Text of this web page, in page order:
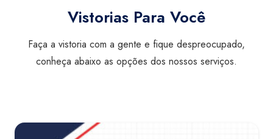
Vistorias Para Você
Faça a vistoria com a gente e fique despreocupado,
conheça abaixo as opções dos nossos serviços.